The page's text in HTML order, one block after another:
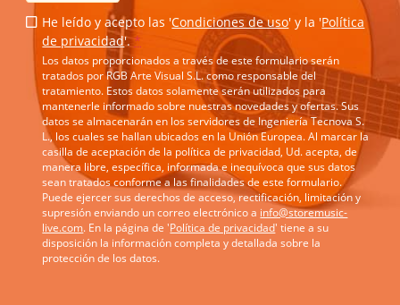
He leído y acepto las 'Condiciones de uso' y la 'Política
de privacidad'.*
Los datos proporcionados a través de este formulario serán
tratados por RGB Arte Visual S.L. como responsable del
tratamiento. Estos datos solamente serán utilizados para
mantenerle informado sobre nuestras novedades y ofertas. Sus
datos se almacenarán en los servidores de Ingeniería Tecnova S.
L., los cuales se hallan ubicados en la Unión Europea. Al marcar la
casilla de aceptación de la política de privacidad, Ud. acepta, de
manera libre, específica, informada e inequívoca que sus datos
sean tratados conforme a las finalidades de este formulario.
Puede ejercer sus derechos de acceso, rectificación, limitación y
supresión enviando un correo electrónico a info@storemusic-
live.com. En la página de 'Política de privacidad' tiene a su
disposición la información completa y detallada sobre la
protección de los datos.